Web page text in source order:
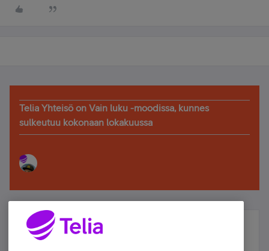
Telia Yhteisö on Vain luku -moodissa, kunnes
sulkeutuu kokonaan lokakuussa
Älä jää paitsi – osallistu ja voita!